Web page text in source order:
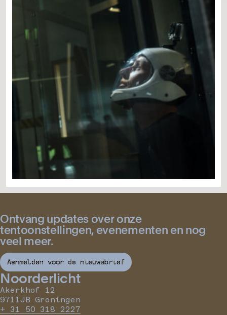
Ontvang updates over onze
tentoonstellingen, evenementen en nog
veel meer.
Aanmelden voor de nieuwsbrief
Noorderlicht
Akerkhof 12
9711JB Groningen
+ 31 50 318 2227